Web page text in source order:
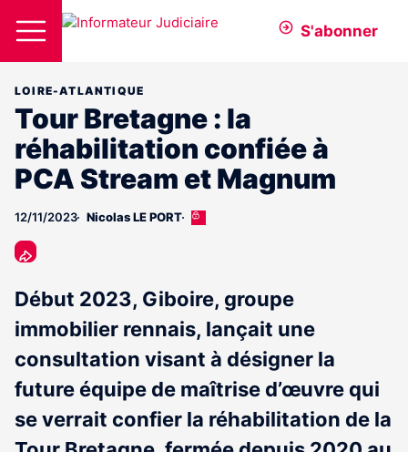
S'abonner
LOIRE-ATLANTIQUE
Tour Bretagne : la
réhabilitation confiée à
PCA Stream et Magnum
12/11/2023 Nicolas LE PORT
Cet
aux
abonnés
Début 2023, Giboire, groupe
immobilier rennais, lançait une
consultation visant à désigner la
future équipe de maîtrise d’œuvre qui
se verrait confier la réhabilitation de la